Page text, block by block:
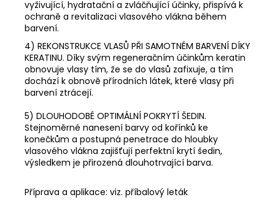
vyživující, hydratační a zvláčňující účinky, přispívá k
ochraně a revitalizaci vlasového vlákna během
barvení.
4) REKONSTRUKCE VLASŮ PŘI SAMOTNÉM BARVENÍ DÍKY
KERATINU. Díky svým regeneračním účinkům keratin
obnovuje vlasy tím, že se do vlasů zafixuje, a tím
dochází k obnově přírodních látek, které vlasy při
barvení ztrácejí.
5) DLOUHODOBÉ OPTIMÁLNÍ POKRYTÍ ŠEDIN.
Stejnoměrné nanesení barvy od kořínků ke
konečkům a postupná penetrace do hloubky
vlasového vlákna zajišťují perfektní krytí šedin,
výsledkem je přirozená dlouhotrvající barva.
Příprava a aplikace: viz. příbalový leták